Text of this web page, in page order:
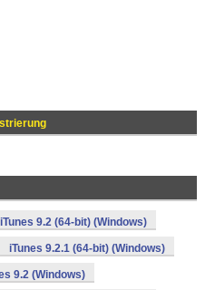
iTunes 9.2 (64-bit) (Windows)
iTunes 9.2.1 (64-bit) (Windows)
9.2 (Windows)